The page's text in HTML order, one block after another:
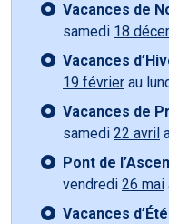
Vacances de
samedi 18
Vacances
19 février au
Vacances de
samedi 22 avril
Pont de
vendredi 26 mai
Vacances